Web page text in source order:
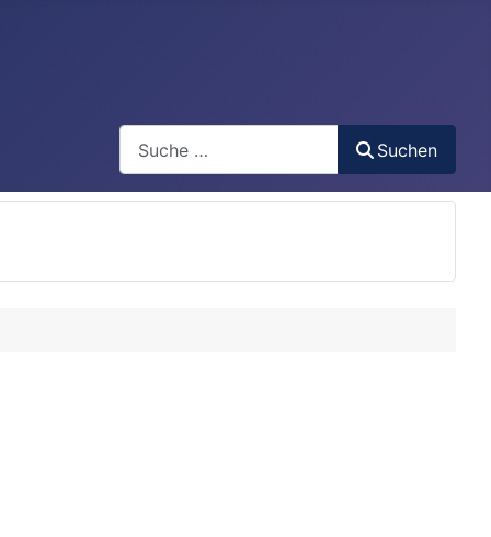
Suchen